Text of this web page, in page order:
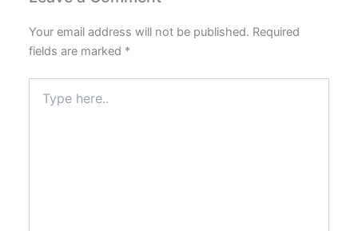
Your email address will not be published. Required
fields are marked *
here..